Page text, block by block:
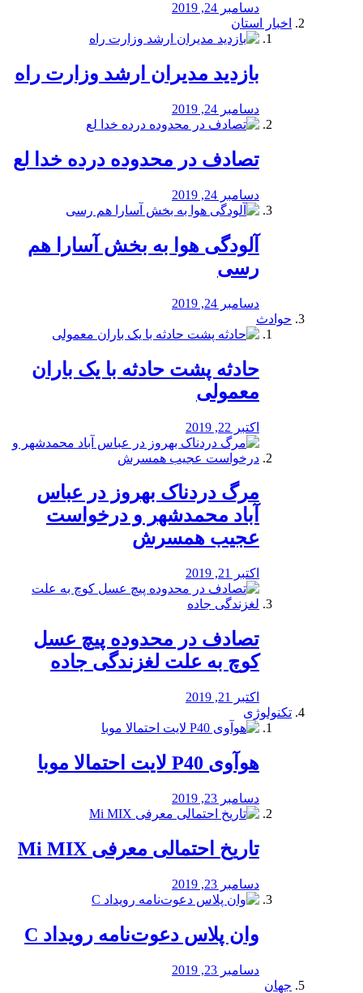
دسامبر 24, 2019
اخبار استان
بازدید مدیران ارشد وزارت راه
دسامبر 24, 2019
تصادف در محدوده درده خدا لع
دسامبر 24, 2019
آلودگی هوا به بخش آسارا هم
رسی
دسامبر 24, 2019
حوادث
️حادثه پشت حادثه با یک باران
معمولی
اکتبر 22, 2019
مرگ دردناک بهروز در عباس
آباد محمدشهر و درخواست
عجیب همسرش
اکتبر 21, 2019
تصادف در محدوده پیچ عسل
کوچ به علت لغزندگی جاده
اکتبر 21, 2019
تکنولوژی
هوآوی P40 لایت احتمالا موبا
دسامبر 23, 2019
تاریخ احتمالی معرفی Mi MIX
دسامبر 23, 2019
وان پلاس دعوت‌نامه رویداد C
دسامبر 23, 2019
جهان